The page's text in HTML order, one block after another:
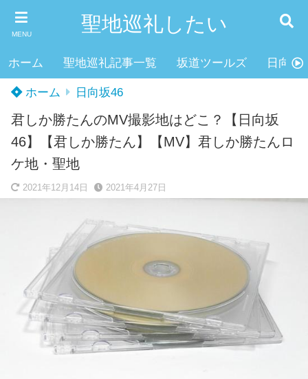
MENU 聖地巡礼したい
ホーム 聖地巡礼記事一覧 坂道ツールズ 日向坂
ホーム 日向坂46
君しか勝たんのMV撮影地はどこ？【日向坂
46】【君しか勝たん】【MV】君しか勝たんロ
ケ地・聖地
2021年12月14日 2021年4月27日